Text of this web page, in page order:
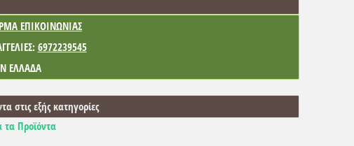
ΕΠΙΚΟΙΝΩΝΙΑΣ
6972239545
ΕΛΛΑΔΑ
στις εξής κατηγορίες
τα Προϊόντα